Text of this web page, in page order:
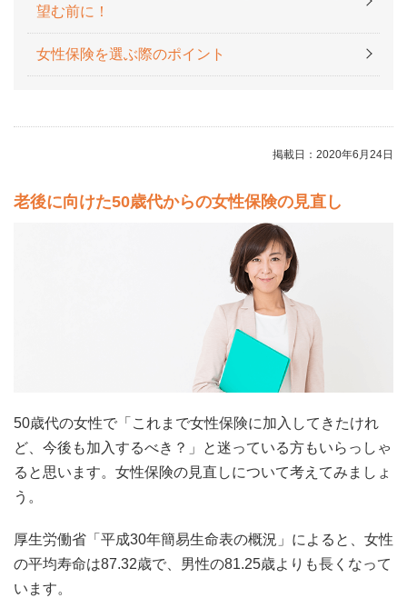
望む前に！
女性保険を選ぶ際のポイント
掲載日：2020年6月24日
老後に向けた50歳代からの女性保険の見直し
50歳代の女性で「これまで女性保険に加入してきたけれ
ど、今後も加入するべき？」と迷っている方もいらっしゃ
ると思います。女性保険の見直しについて考えてみましょ
う。
厚生労働省「平成30年簡易生命表の概況」によると、女性
の平均寿命は87.32歳で、男性の81.25歳よりも長くなって
います。